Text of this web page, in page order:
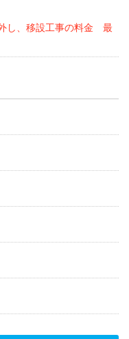
し、移設工事の料金 最